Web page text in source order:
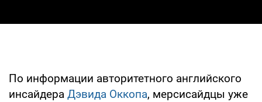
По информации авторитетного английского
инсайдера Дэвида Оккопа, мерсисайдцы уже